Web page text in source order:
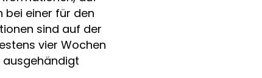
bei einer für den
sind auf der
vier Wochen